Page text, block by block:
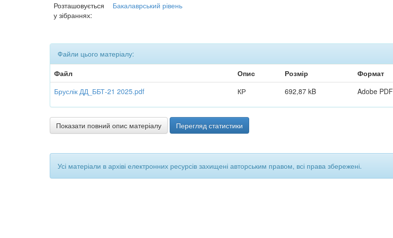
Розташовується
у зібраннях:
Бакалаврський рівень
Файли цього матеріалу:
Файл
Опис Розмір
Формат
Бруслік ДД_ББТ-21 2025.pdf
КР 692,87 kB Adobe PDF
Показати повний опис матеріалу Перегляд статистики
Усі матеріали в архіві електронних ресурсів захищені авторським правом, всі права збережені.